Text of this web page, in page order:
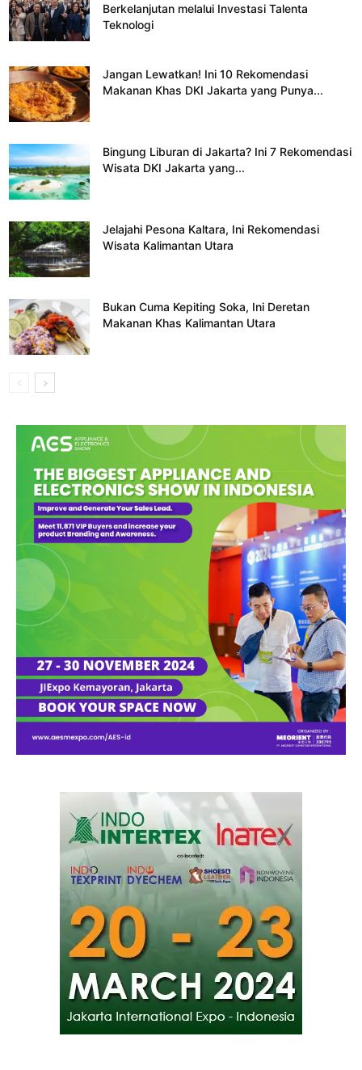
Berkelanjutan melalui Investasi Talenta
Teknologi
Jangan Lewatkan! Ini 10 Rekomendasi
Makanan Khas DKI Jakarta yang Punya...
Bingung Liburan di Jakarta? Ini 7 Rekomendasi
Wisata DKI Jakarta yang...
Jelajahi Pesona Kaltara, Ini Rekomendasi
Wisata Kalimantan Utara
Bukan Cuma Kepiting Soka, Ini Deretan
Makanan Khas Kalimantan Utara